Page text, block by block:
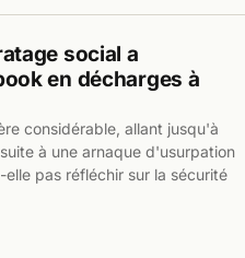
social a
en décharges à
considérable, allant jusqu'à
à une arnaque d'usurpation
pas réfléchir sur la sécurité